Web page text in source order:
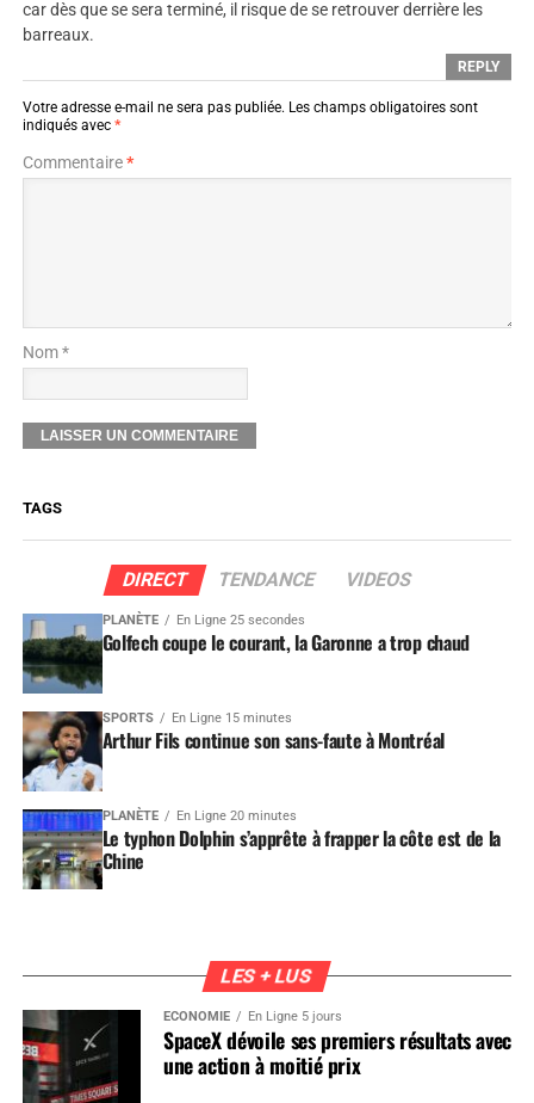
car dès que se sera terminé, il risque de se retrouver derrière les
barreaux.
REPLY
Votre adresse e-mail ne sera pas publiée. Les champs obligatoires sont
indiqués avec *
Commentaire*
Nom *
TAGS
DIRECT TENDANCE VIDEOS
PLANÈTE En Ligne 25 secondes
Golfech coupe le courant, la Garonne a trop chaud
SPORTS En Ligne 15 minutes
Arthur Fils continue son sans-faute à Montréal
PLANÈTE En Ligne 20 minutes
Le typhon Dolphin s’apprête à frapper la côte est de la
Chine
LES + LUS
ÉCONOMIE En Ligne 5 jours
SpaceX dévoile ses premiers résultats avec
une action à moitié prix